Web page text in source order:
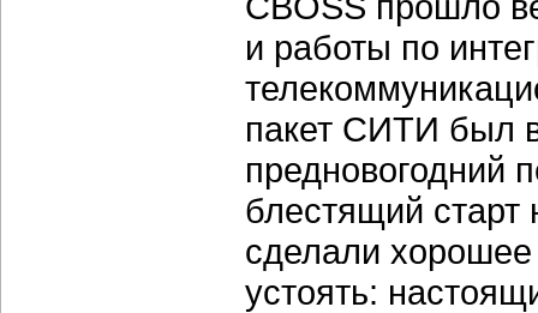
и работы по
пакет СИТИ был
предновогодний
блестящий старт
сделали
устоять: